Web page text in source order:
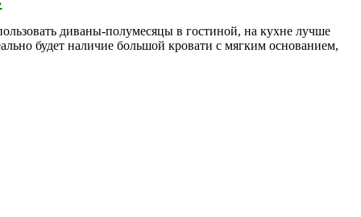
диваны-полумесяцы в гостиной, на кухне лучше
будет наличие большой кровати с мягким основанием,